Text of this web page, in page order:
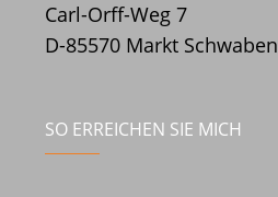
Carl-Orff-Weg 7
D-85570 Markt Schwaben
SO ERREICHEN SIE MICH